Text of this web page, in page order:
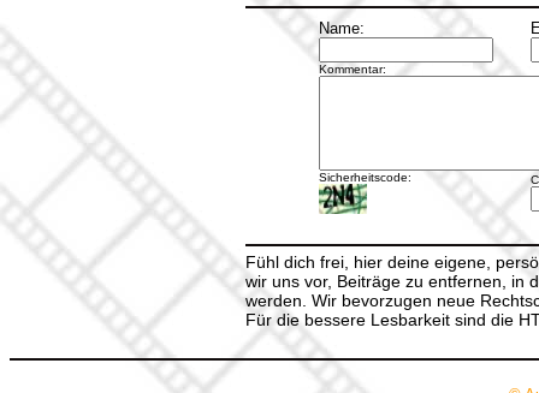
Name:
Kommentar:
Sicherheitscode:
Fühl dich frei, hier deine eigene,
wir uns vor, Beiträge zu entfernen, in
werden. Wir bevorzugen neue
Für die bessere Lesbarkeit sind die